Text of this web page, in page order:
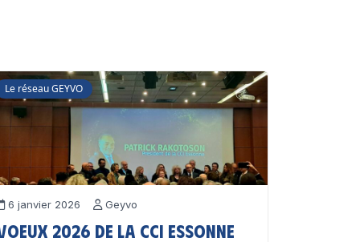
Le réseau GEYVO
6 janvier 2026 Geyvo
2026 de la CCI Essonne